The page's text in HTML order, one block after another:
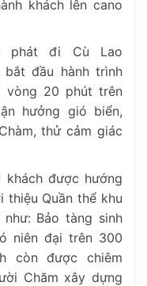
khách lên cano
phát đi Cù Lao
đầu hành trình
vòng 20 phút trên
hưởng gió biển,
thử cảm giác
khách được hướng
thiệu Quần thể khu
Bảo tàng sinh
niên đại trên 300
còn được chiêm
Chăm xây dựng